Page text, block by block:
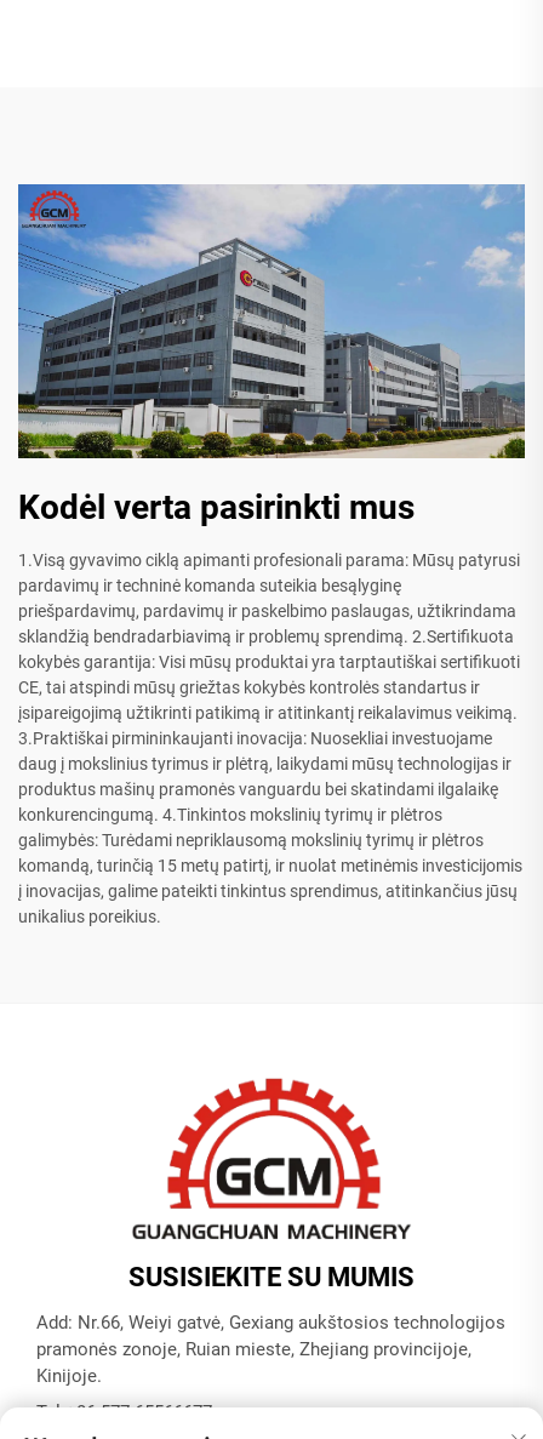
Kodėl verta pasirinkti mus
1.Visą gyvavimo ciklą apimanti profesionali parama: Mūsų patyrusi
pardavimų ir techninė komanda suteikia besąlyginę
priešpardavimų, pardavimų ir paskelbimo paslaugas, užtikrindama
sklandžią bendradarbiavimą ir problemų sprendimą. 2.Sertifikuota
kokybės garantija: Visi mūsų produktai yra tarptautiškai sertifikuoti
CE, tai atspindi mūsų griežtas kokybės kontrolės standartus ir
įsipareigojimą užtikrinti patikimą ir atitinkantį reikalavimus veikimą.
3.Praktiškai pirmininkaujanti inovacija: Nuosekliai investuojame
daug į mokslinius tyrimus ir plėtrą, laikydami mūsų technologijas ir
produktus mašinų pramonės vanguardu bei skatindami ilgalaikę
konkurencingumą. 4.Tinkintos mokslinių tyrimų ir plėtros
galimybės: Turėdami nepriklausomą mokslinių tyrimų ir plėtros
komandą, turinčią 15 metų patirtį, ir nuolat metinėmis investicijomis
į inovacijas, galime pateikti tinkintus sprendimus, atitinkančius jūsų
unikalius poreikius.
SUSISIEKITE SU MUMIS
Add: Nr.66, Weiyi gatvė, Gexiang aukštosios technologijos
pramonės zonoje, Ruian mieste, Zhejiang provincijoje,
Kinijoje.
Tel:+86-577-65566677